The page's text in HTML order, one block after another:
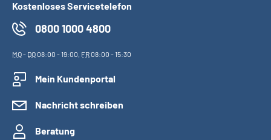
Mein Kundenportal
Kostenloses Servicetelefon
0800 1000 4800
MO- DO08:00 - 19:00, FR08:00 - 15:30
Mein Kundenportal
Nachricht schreiben
Beratung